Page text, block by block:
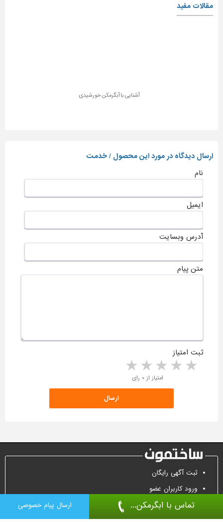
مقالات مفید
آشنایی با آبگرمکن خورشیدی
تماس با ابگرمکن... ارسال پیام خصوصی
ارسال دیدگاه در مورد این محصول / خدمت
نام
ایمیل
آدرس وبسایت
متن پیام
ثبت امتیاز
4 stars 3 stars 2 stars 1 star امتیاز از ۰ رای
ثبت آگهی رایگان
ورود کاربران عضو
تماس جهت تبلیغات